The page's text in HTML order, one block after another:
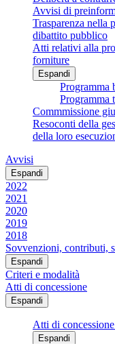
Avvisi di
Trasparenza nella
dibattito pubblico
Atti relativi alla
forniture
Espandi
Programma
Programma
Commmissione
Resoconti della
della loro
Avvisi
Espandi
2022
2021
2020
2019
2018
Sovvenzioni, contributi,
Espandi
Criteri e modalità
Atti di concessione
Espandi
Atti di
Espandi